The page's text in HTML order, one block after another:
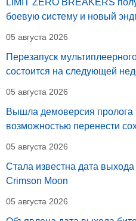
LIMIT ZERO BREAKERS
боевую систему и новый
05 августа 2026
Перезапуск
состоится на следующей
05 августа 2026
Вышла демоверсия пролога
возможностью перенести
05 августа 2026
Стала известна дата выхода
Crimson Moon
05 августа 2026